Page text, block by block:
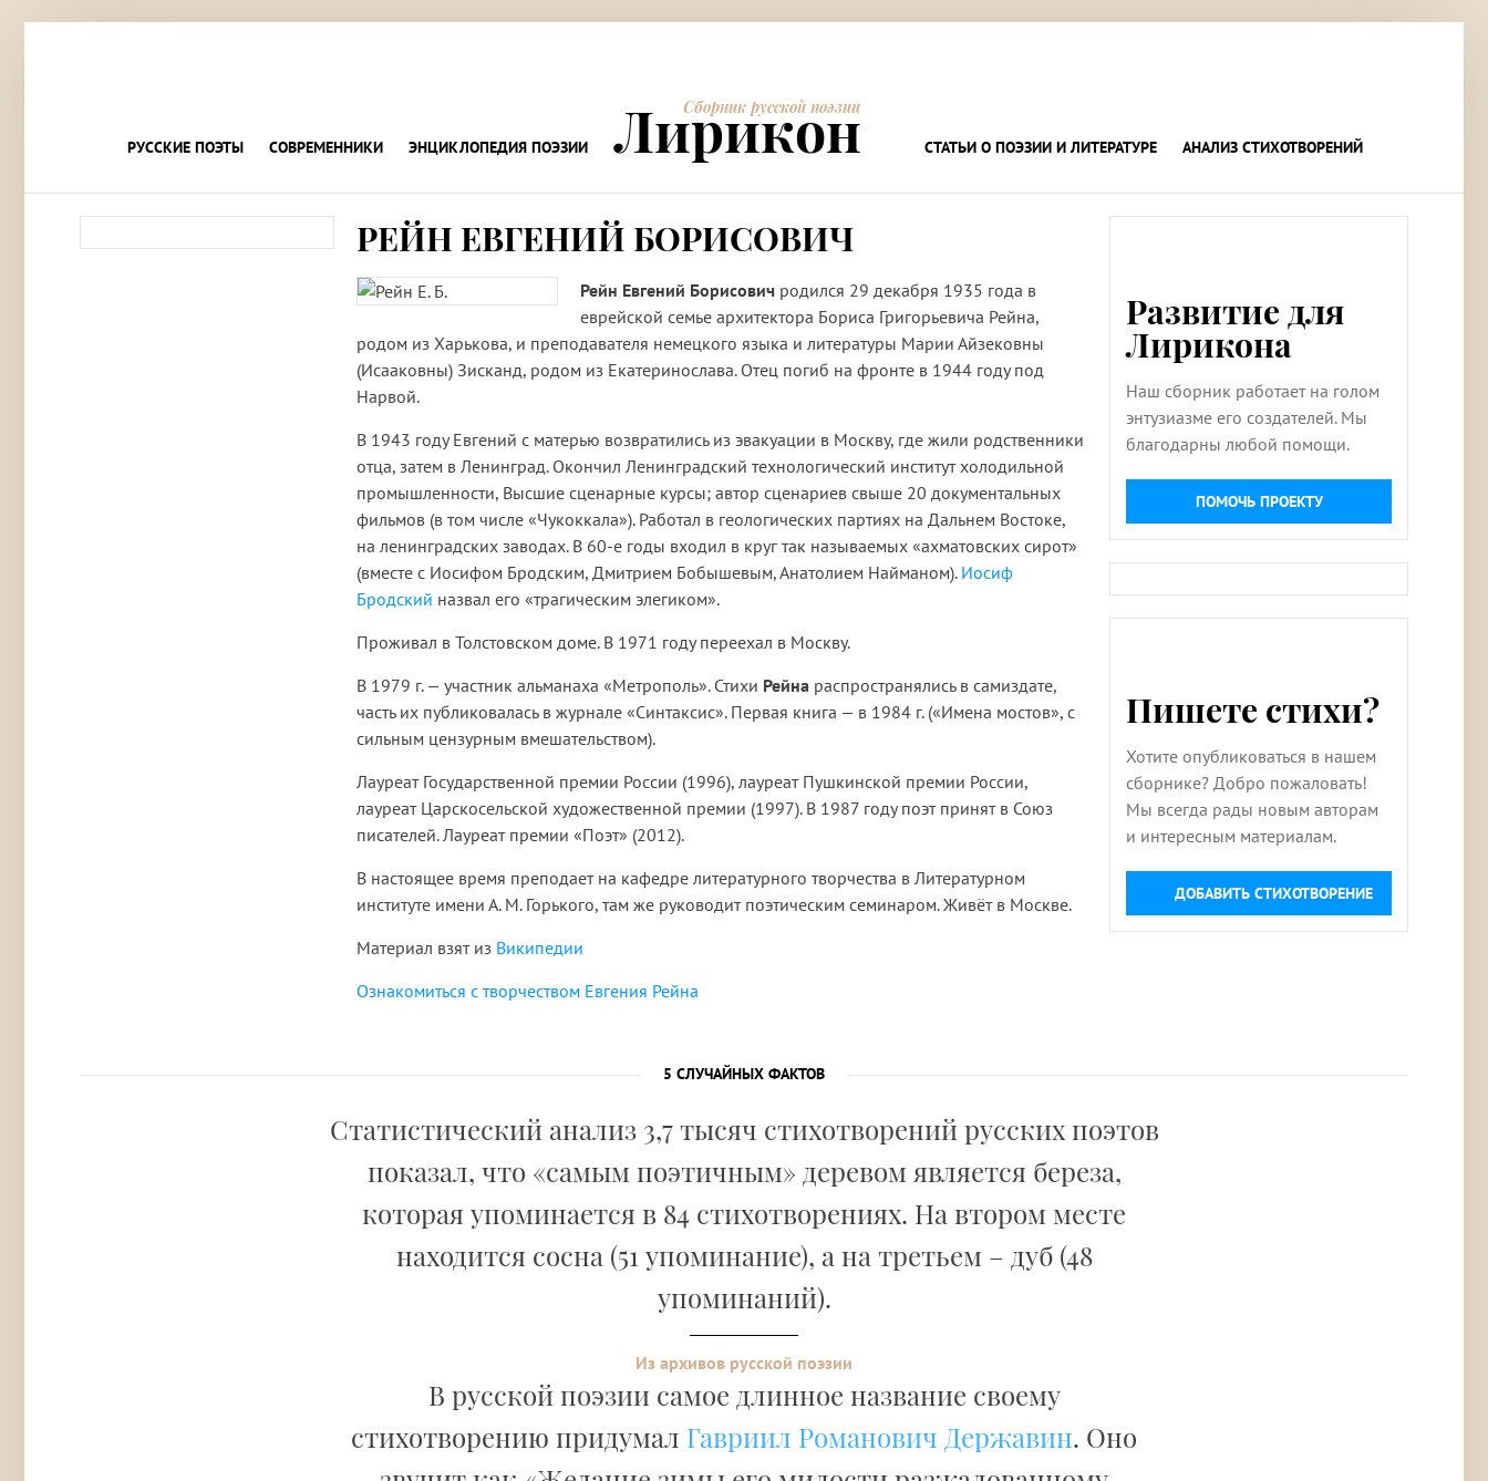
РУССКИЕ ПОЭТЫ СОВРЕМЕННИКИ ЭНЦИКЛОПЕДИЯ ПОЭЗИИ
Сборник русской поэзии
Лирикон СТАТЬИ О ПОЭЗИИ И ЛИТЕРАТУРЕ АНАЛИЗ СТИХОТВОРЕНИЙ
РЕЙН ЕВГЕНИЙ БОРИСОВИЧ
Рейн Евгений Борисович родился 29 декабря 1935 года в
еврейской семье архитектора Бориса Григорьевича Рейна,
родом из Харькова, и преподавателя немецкого языка и литературы Марии Айзековны
(Исааковны) Зисканд, родом из Екатеринослава. Отец погиб на фронте в 1944 году под
Нарвой.
В 1943 году Евгений с матерью возвратились из эвакуации в Москву, где жили родственники
отца, затем в Ленинград. Окончил Ленинградский технологический институт холодильной
промышленности, Высшие сценарные курсы; автор сценариев свыше 20 документальных
фильмов (в том числе «Чукоккала»). Работал в геологических партиях на Дальнем Востоке,
на ленинградских заводах. В 60-е годы входил в круг так называемых «ахматовских сирот»
(вместе с Иосифом Бродским, Дмитрием Бобышевым, Анатолием Найманом). Иосиф
Бродский назвал его «трагическим элегиком».
Проживал в Толстовском доме. В 1971 году переехал в Москву.
В 1979 г. — участник альманаха «Метрополь». Стихи Рейна распространялись в самиздате,
часть их публиковалась в журнале «Синтаксис». Первая книга — в 1984 г. («Имена мостов», с
сильным цензурным вмешательством).
Лауреат Государственной премии России (1996), лауреат Пушкинской премии России,
лауреат Царскосельской художественной премии (1997). В 1987 году поэт принят в Союз
писателей. Лауреат премии «Поэт» (2012).
В настоящее время преподает на кафедре литературного творчества в Литературном
институте имени А. М. Горького, там же руководит поэтическим семинаром. Живёт в Москве.
Материал взят из Википедии
Ознакомиться с творчеством Евгения Рейна
Развитие для
Лирикона
Наш сборник работает на голом
энтузиазме его создателей. Мы
благодарны любой помощи.
ПОМОЧЬ ПРОЕКТУ
Пишете стихи?
Хотите опубликоваться в нашем
сборнике? Добро пожаловать!
Мы всегда рады новым авторам
и интересным материалам.
ДОБАВИТЬ СТИХОТВОРЕНИЕ
5 СЛУЧАЙНЫХ ФАКТОВ
Статистический анализ 3,7 тысяч стихотворений русских поэтов
показал, что «самым поэтичным» деревом является береза,
которая упоминается в 84 стихотворениях. На втором месте
находится сосна (51 упоминание), а на третьем – дуб (48
упоминаний).
Из архивов русской поэзии
В русской поэзии самое длинное название своему
стихотворению придумал Гавриил Романович Державин. Оно